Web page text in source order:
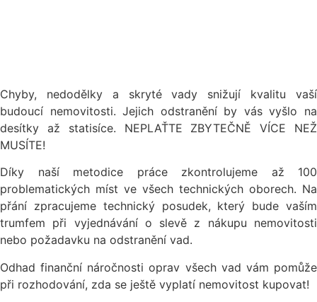
Chyby, nedodělky a skryté vady snižují kvalitu vaší
budoucí nemovitosti. Jejich odstranění by vás vyšlo na
desítky až statisíce. NEPLAŤTE ZBYTEČNĚ VÍCE NEŽ
MUSÍTE!
Díky naší metodice práce zkontrolujeme až 100
problematických míst ve všech technických oborech. Na
přání zpracujeme technický posudek, který bude vaším
trumfem při vyjednávání o slevě z nákupu nemovitosti
nebo požadavku na odstranění vad.
Odhad finanční náročnosti oprav všech vad vám pomůže
při rozhodování, zda se ještě vyplatí nemovitost kupovat!